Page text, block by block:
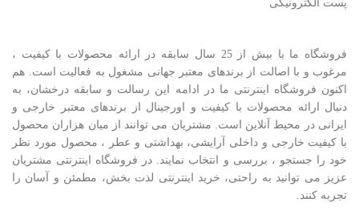
پست الکترونیکی
فروشگاه ما با بیش از 25 سال سابقه در ارائه محصولات با کيفيت ،
مرغوب و با اصالت از برندهای معتبر جهانی مشغول به فعاليت است. هم
اکنون فروشگاه اینترنتی ما در ادامه اين رسالت و سابقه درخشان، به
دنبال ارائه محصولات با کيفيت و اورجينال از برندهای معتبر خارجی و
ايرانی در محيط آنلاين است. مشتريان می توانند از ميان هزاران محصول
با کيفيت خارجی و داخلی آرایشی، بهداشتی و عطر ، محصول مورد نظر
خود را جستجو ، بررسی و انتخاب نمايند. در فروشگاه اینترنتی مشتريان
عزیز می توانيد به راحتی، خرید اینترنتی لذت بخش، مطمئن و آسان را
تجربه کنند.